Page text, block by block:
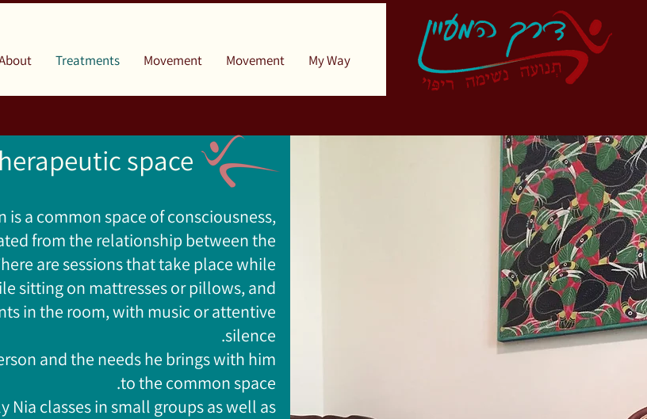
My Way
Movement
Movement
Treatments
space
is a common space of consciousness,
from the relationship between the
are sessions that take place while
sitting on mattresses or pillows, and
in the room, with music or attentive
silence.
and the needs he brings with him
to the common space.
Nia classes in small groups as well as